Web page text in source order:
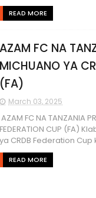
READ MORE
AZAM FC NA
MICHUANO YA
(FA)
March 03, 2025
AZAM FC NA TANZANIA
FEDERATION CUP (FA)
ya CRDB Federation
READ MORE